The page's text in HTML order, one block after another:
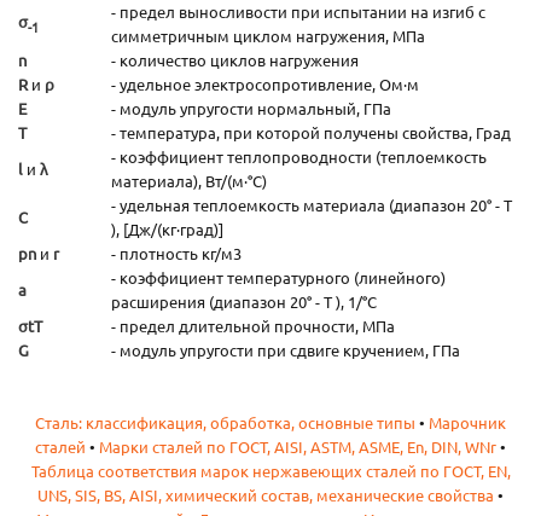
σ-1
- предел выносливости при испытании на изгиб с
симметричным циклом нагружения, МПа
n
- количество циклов нагружения
Rи ρ
- удельное электросопротивление, Ом·м
E
- модуль упругости нормальный, ГПа
T
- температура, при которой получены свойства, Град
l и λ
- коэффициент теплопроводности (теплоемкость
материала), Вт/(м·°С)
C
- удельная теплоемкость материала (диапазон 20° - T
), [Дж/(кг·град)]
pn и r
- плотность кг/м3
а
- коэффициент температурного (линейного)
расширения (диапазон 20° - T ), 1/°С
σtТ
- предел длительной прочности, МПа
G
- модуль упругости при сдвиге кручением, ГПа
Сталь: классификация, обработка, основные типы • Марочник
сталей • Марки сталей по ГОСТ, AISI, ASTM, ASME, En, DIN, WNr•
Таблица соответствия марок нержавеющих сталей по ГОСТ, EN,
UNS, SIS, BS, AISI, химический состав, механические свойства •